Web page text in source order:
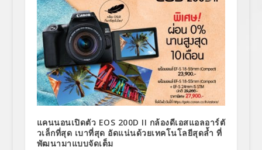
แคนนอนเปิดตัว EOS 200D II กล้องดีเอสแอลอาร์ตั
วเล็กที่สุด เบาที่สุด อัดแน่นด้วยเทคโนโลยีสุดล้ำ ที่
พัฒนามาแบบจัดเต็ม